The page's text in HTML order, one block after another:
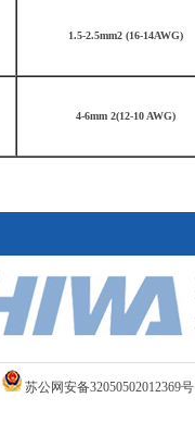
1.5-2.5mm2 (16-14AWG)
4-6mm 2(12-10 AWG)
苏公网安备32050502012369号